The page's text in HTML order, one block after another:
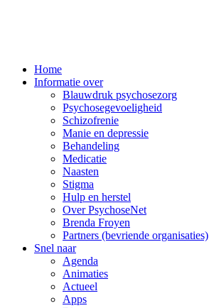
Main
Navigation
Home
Informatie over
Blauwdruk psychosezorg
Psychosegevoeligheid
Schizofrenie
Manie en depressie
Behandeling
Medicatie
Naasten
Stigma
Hulp en herstel
Over PsychoseNet
Brenda Froyen
Partners (bevriende organisaties)
Snel naar
Agenda
Animaties
Actueel
Apps